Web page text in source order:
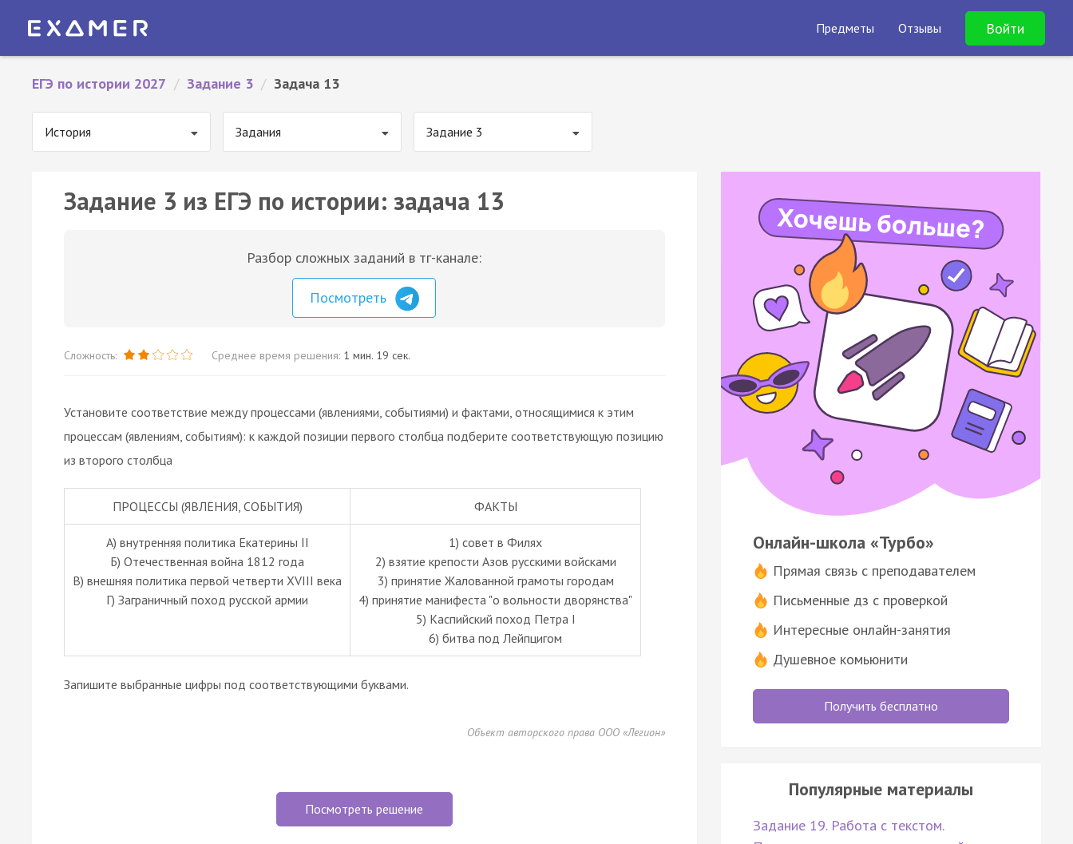
Предметы Отзывы Войти
ЕГЭ по истории 2027 / Задание 3 / Задача 13
История Задания Задание 3
Задание 3 из ЕГЭ по истории: задача 13
Разбор сложных заданий в тг-канале:
Посмотреть
Сложность: Среднее время решения: 1 мин. 19 сек.
Установите соответствие между процессами (явлениями, событиями) и фактами, относящимися к этим
процессам (явлениям, событиям): к каждой позиции первого столбца подберите соответствующую позицию
из второго столбца
ПРОЦЕССЫ (ЯВЛЕНИЯ, СОБЫТИЯ) ФАКТЫ
А) внутренняя политика Екатерины II
Б) Отечественная война 1812 года
В) внешняя политика первой четверти XVIII века
Г) Заграничный поход русской армии
1) совет в Филях
2) взятие крепости Азов русскими войсками
3) принятие Жалованной грамоты городам
4) принятие манифеста "о вольности дворянства"
5) Каспийский поход Петра I
6) битва под Лейпцигом
Запишите выбранные цифры под соответствующими буквами.
Объект авторского права ООО «Легион»
Посмотреть решение
Онлайн-школа «Турбо»
Прямая связь с преподавателем
Письменные дз с проверкой
Интересные онлайн-занятия
Душевное комьюнити
Получить бесплатно
Популярные материалы
Задание 19. Работа с текстом.